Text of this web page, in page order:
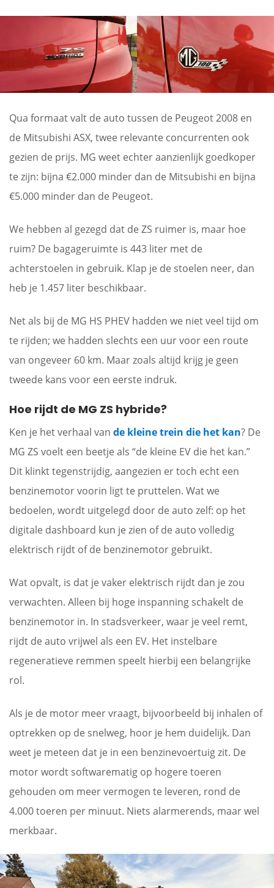
Qua formaat valt de auto tussen de Peugeot 2008 en
de Mitsubishi ASX, twee relevante concurrenten ook
gezien de prijs. MG weet echter aanzienlijk goedkoper
te zijn: bijna €2.000 minder dan de Mitsubishi en bijna
€5.000 minder dan de Peugeot.
We hebben al gezegd dat de ZS ruimer is, maar hoe
ruim? De bagageruimte is 443 liter met de
achterstoelen in gebruik. Klap je de stoelen neer, dan
heb je 1.457 liter beschikbaar.
Net als bij de MG HS PHEV hadden we niet veel tijd om
te rijden; we hadden slechts een uur voor een route
van ongeveer 60 km. Maar zoals altijd krijg je geen
tweede kans voor een eerste indruk.
Hoe rijdt de MG ZS hybride?
Ken je het verhaal van de kleine trein die het kan? De
MG ZS voelt een beetje als “de kleine EV die het kan.”
Dit klinkt tegenstrijdig, aangezien er toch echt een
benzinemotor voorin ligt te pruttelen. Wat we
bedoelen, wordt uitgelegd door de auto zelf: op het
digitale dashboard kun je zien of de auto volledig
elektrisch rijdt of de benzinemotor gebruikt.
Wat opvalt, is dat je vaker elektrisch rijdt dan je zou
verwachten. Alleen bij hoge inspanning schakelt de
benzinemotor in. In stadsverkeer, waar je veel remt,
rijdt de auto vrijwel als een EV. Het instelbare
regeneratieve remmen speelt hierbij een belangrijke
rol.
Als je de motor meer vraagt, bijvoorbeeld bij inhalen of
optrekken op de snelweg, hoor je hem duidelijk. Dan
weet je meteen dat je in een benzinevoertuig zit. De
motor wordt softwarematig op hogere toeren
gehouden om meer vermogen te leveren, rond de
4.000 toeren per minuut. Niets alarmerends, maar wel
merkbaar.